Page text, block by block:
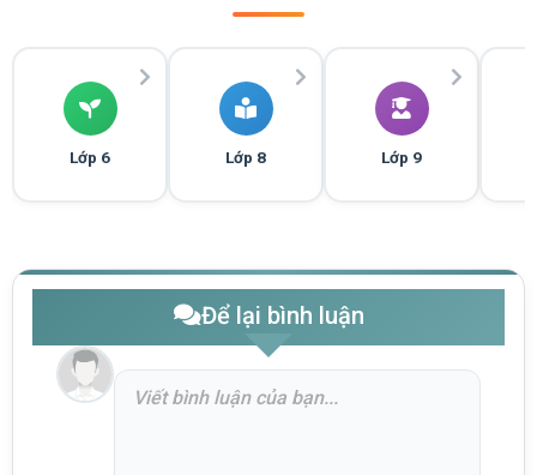
Lớp 6 Lớp 8 Lớp 9
Để lại bình luận